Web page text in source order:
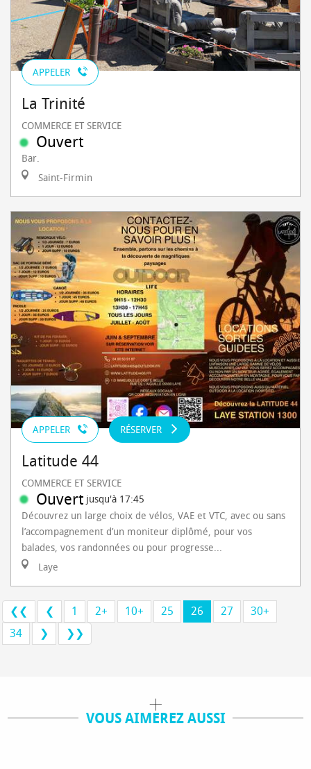
APPELER
La Trinité
COMMERCE ET SERVICE
Ouvert
Bar.
Saint-Firmin
APPELER RÉSERVER
Latitude 44
COMMERCE ET SERVICE
Ouvert jusqu'à 17:45
Découvrez un large choix de vélos, VAE et VTC, avec ou sans
l’accompagnement d’un moniteur diplômé, pour vos
balades, vos randonnées ou pour progresse...
Laye
❮❮ ❮ 1 2+ 10+ 25 26 27
30+
34
❯ ❯❯
VOUS AIMEREZ AUSSI